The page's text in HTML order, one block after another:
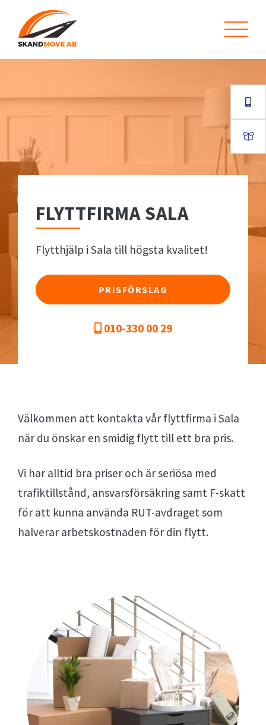
FLYTTFIRMA SALA
Flytthjälp i Sala till högsta kvalitet!
PRISFÖRSLAG
010-330 00 29
Välkommen att kontakta vår flyttfirma i Sala
när du önskar en smidig flytt till ett bra pris.
Vi har alltid bra priser och är seriösa med
trafiktillstånd, ansvarsförsäkring samt F-skatt
för att kunna använda RUT-avdraget som
halverar arbetskostnaden för din flytt.